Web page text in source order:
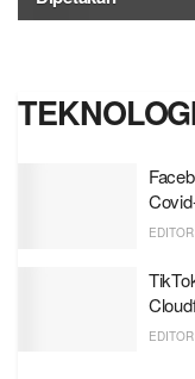
EDITOR
EDITOR